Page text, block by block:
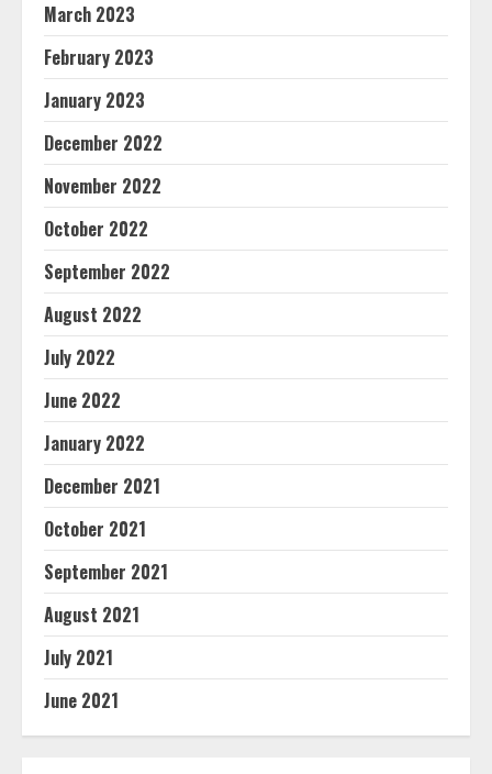
March 2023
February 2023
January 2023
December 2022
November 2022
October 2022
September 2022
August 2022
July 2022
June 2022
January 2022
December 2021
October 2021
September 2021
August 2021
July 2021
June 2021